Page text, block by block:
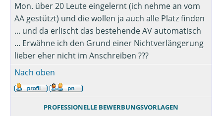
Mon. über 20 Leute eingelernt (ich nehme an vom
AA gestützt) und die wollen ja auch alle Platz finden
... und da erlischt das bestehende AV automatisch
... Erwähne ich den Grund einer Nichtverlängerung
lieber eher nicht im Anschreiben ???
Nach oben
PROFESSIONELLE BEWERBUNGSVORLAGEN